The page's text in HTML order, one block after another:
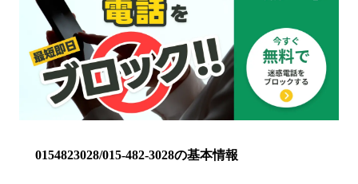
0154823028/015-482-3028の基本情報